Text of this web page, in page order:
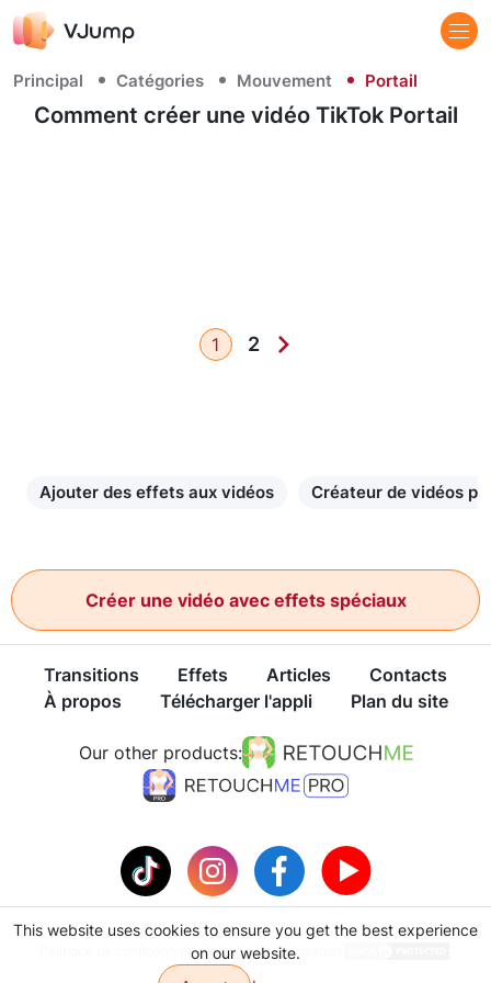
Principal Catégories Mouvement Portail
Comment créer une vidéo TikTok Portail
1 2
Ajouter des effets aux vidéos Créateur de vidéos
Créer une vidéo avec effets spéciaux
Transitions Effets Articles
Contacts
À propos
Télécharger l'appli Plan du site
Politique de confidentialitéConditions d'utilisation
Our other products:
This website uses cookies to ensure you get the best experience
on our website.